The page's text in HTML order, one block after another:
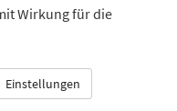
Wirkung für die
Einstellungen